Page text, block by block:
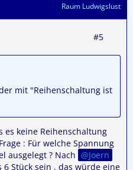
Raum Ludwigslust
#5
mit "Reihenschaltung ist
keine Reihenschaltung
: Für welche Spannung
ausgelegt ? Nach
Joern
Stück sein , das würde eine